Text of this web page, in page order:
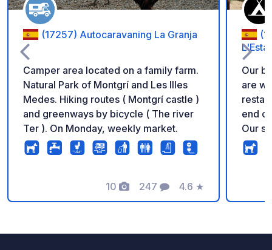
(17257) Autocaravaning La Granja
Camper area located on a family farm.
Natural Park of Montgrí and Les Illes
Medes. Hiking routes ( Montgrí castle )
and greenways by bicycle ( The river
Ter ). On Monday, weekly market.
10
Photos
247
Comments
4.6
Rating
★
Our
are
end
Our
the
club
and